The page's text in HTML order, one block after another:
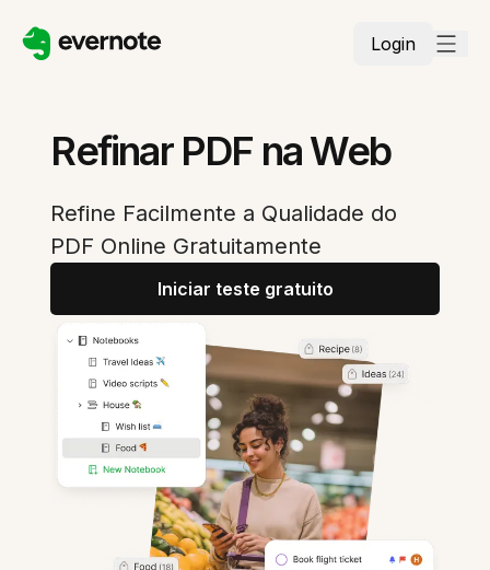
Login
Refinar PDF na Web
Refine Facilmente a Qualidade do
PDF Online Gratuitamente
Iniciar teste gratuito